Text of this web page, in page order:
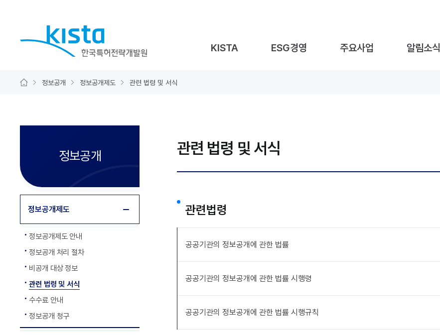
한국특허전략개발원 KISTA ESG경영 주요사업 알림소식
정보공개 정보공개제도 관련 법령 및 서식
정보공개
서브메뉴
정보공개제도
정보공개제도 안내
정보공개 처리 절차
비공개 대상 정보
관련 법령 및 서식
수수료 안내
정보공개 청구
관련 법령 및 서식
관련법령
공공기관의 정보공개에 관한 법률
공공기관의 정보공개에 관한 법률 시행령
공공기관의 정보공개에 관한 법률 시행규칙